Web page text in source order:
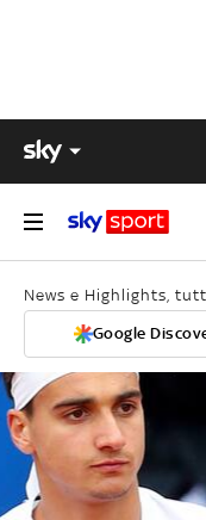
News e Highlights,
Google